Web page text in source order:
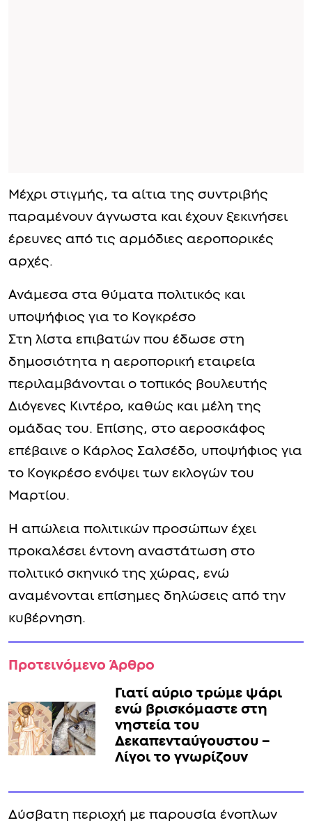
Μέχρι στιγμής, τα αίτια της συντριβής
παραμένουν άγνωστα και έχουν ξεκινήσει
έρευνες από τις αρμόδιες αεροπορικές
αρχές.
Ανάμεσα στα θύματα πολιτικός και
υποψήφιος για το Κογκρέσο
Στη λίστα επιβατών που έδωσε στη
δημοσιότητα η αεροπορική εταιρεία
περιλαμβάνονται ο τοπικός βουλευτής
Διόγενες Κιντέρο, καθώς και μέλη της
ομάδας του. Επίσης, στο αεροσκάφος
επέβαινε ο Κάρλος Σαλσέδο, υποψήφιος για
το Κογκρέσο ενόψει των εκλογών του
Μαρτίου.
Η απώλεια πολιτικών προσώπων έχει
προκαλέσει έντονη αναστάτωση στο
πολιτικό σκηνικό της χώρας, ενώ
αναμένονται επίσημες δηλώσεις από την
κυβέρνηση.
Προτεινόμενο Άρθρο
Γιατί αύριο τρώμε ψάρι
ενώ βρισκόμαστε στη
νηστεία του
Δεκαπενταύγουστου –
Λίγοι το γνωρίζουν
Δύσβατη περιοχή με παρουσία ένοπλων